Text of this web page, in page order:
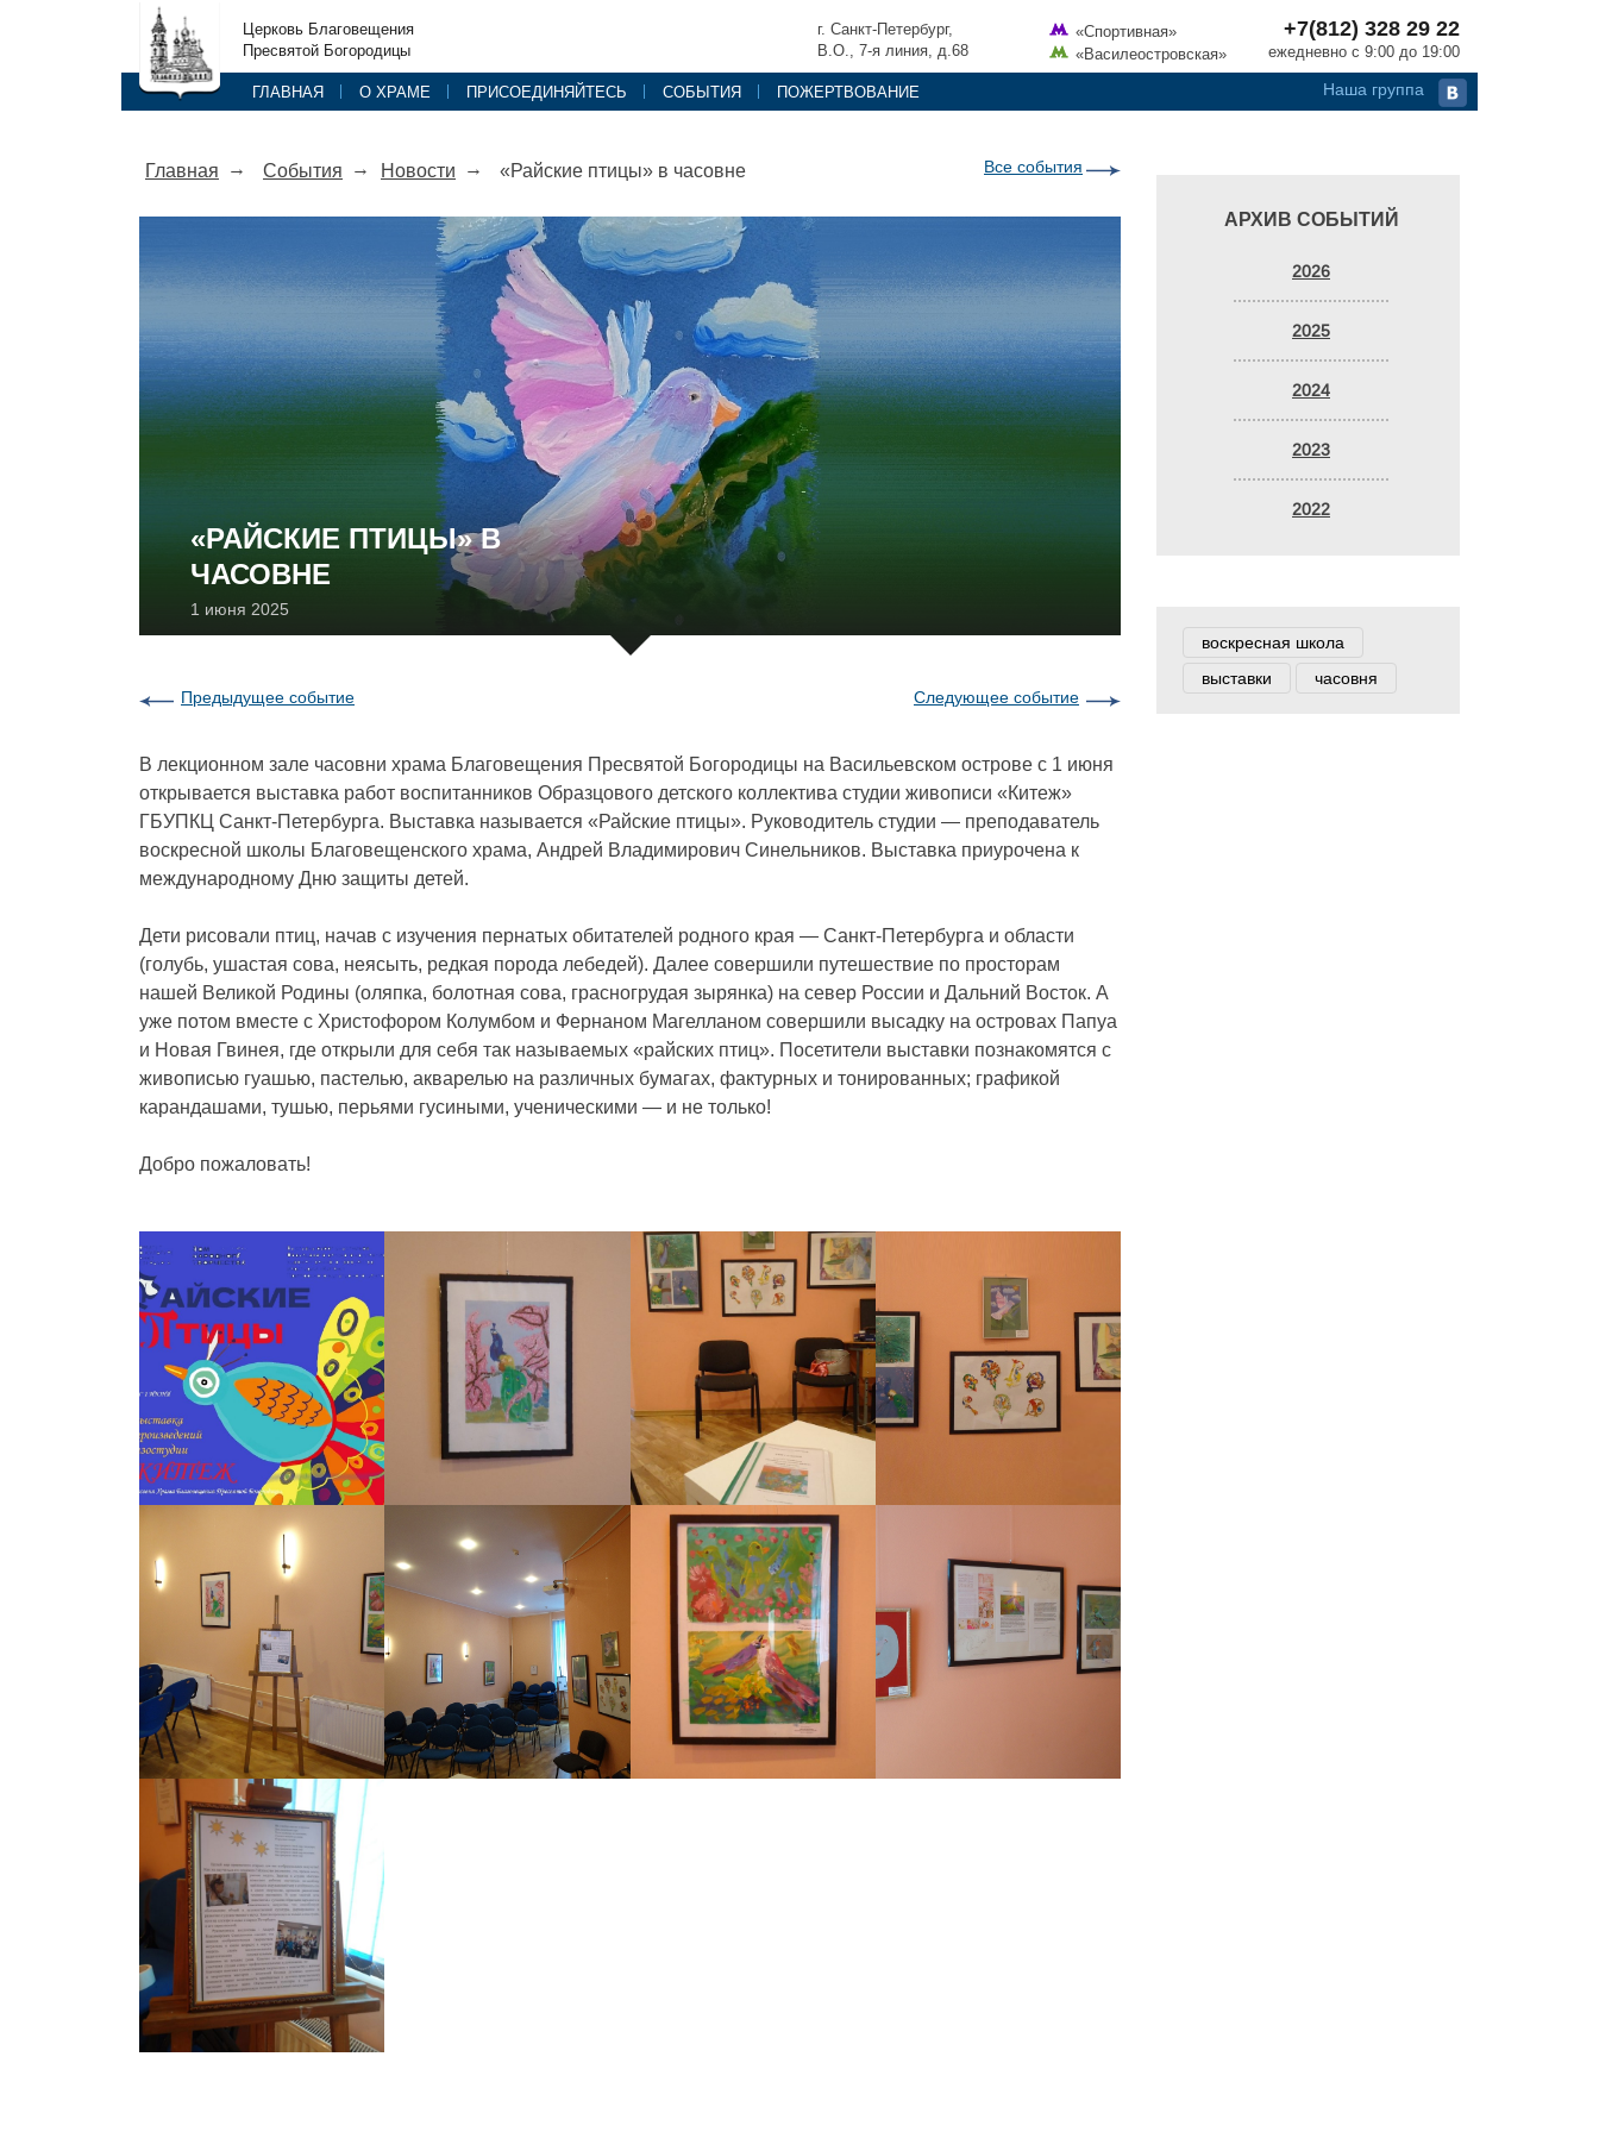
Церковь Благовещения
Пресвятой Богородицы
г. Санкт-Петербург,
В.О., 7-я линия, д.68
«Спортивная»
«Василеостровская»
+7(812) 328 29 22
ежедневно с 9:00 до 19:00
ГЛАВНАЯ О ХРАМЕ ПРИСОЕДИНЯЙТЕСЬ СОБЫТИЯ ПОЖЕРТВОВАНИЕ Наша группа
Главная События Новости «Райские птицы» в часовне Все события
«РАЙСКИЕ ПТИЦЫ» В
ЧАСОВНЕ
1 июня 2025
Предыдущее событие Следующее событие
В лекционном зале часовни храма Благовещения Пресвятой Богородицы на Васильевском острове с 1 июня
открывается выставка работ воспитанников Образцового детского коллектива студии живописи «Китеж»
ГБУПКЦ Санкт-Петербурга. Выставка называется «Райские птицы». Руководитель студии — преподаватель
воскресной школы Благовещенского храма, Андрей Владимирович Синельников. Выставка приурочена к
международному Дню защиты детей.
Дети рисовали птиц, начав с изучения пернатых обитателей родного края — Санкт-Петербурга и области
(голубь, ушастая сова, неясыть, редкая порода лебедей). Далее совершили путешествие по просторам
нашей Великой Родины (оляпка, болотная сова, грасногрудая зырянка) на север России и Дальний Восток. А
уже потом вместе с Христофором Колумбом и Фернаном Магелланом совершили высадку на островах Папуа
и Новая Гвинея, где открыли для себя так называемых «райских птиц». Посетители выставки познакомятся с
живописью гуашью, пастелью, акварелью на различных бумагах, фактурных и тонированных; графикой
карандашами, тушью, перьями гусиными, ученическими — и не только!
Добро пожаловать!
АРХИВ СОБЫТИЙ
2026
2025
2024
2023
2022
воскресная школа
выставки
часовня